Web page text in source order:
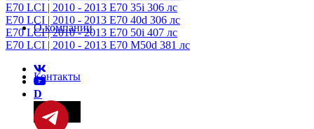
О компании
Контакты
Фары
E70 LCI | 2010 - 2013 E70 35i 306 лс
E70 LCI | 2010 - 2013 E70 40d 306 лс
E70 LCI | 2010 - 2013 E70 50i 407 лс
E70 LCI | 2010 - 2013 E70 M50d 381 лс
D